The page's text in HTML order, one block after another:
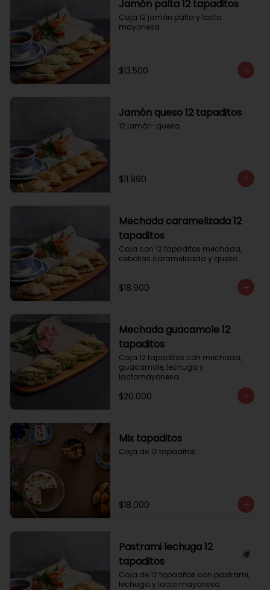
Jamón palta 12 tapaditos
Caja 12 jamón palta y lacto
mayonesa
$13.500
Jamón queso 12 tapaditos
12 jamón-queso
$11.990
Mechada caramelizada 12
tapaditos
Caja con 12 tapaditos mechada,
cebollas caramelizada y queso.
$18.900
Mechada guacamole 12
tapaditos
Caja 12 tapaditos con mechada,
guacamole, lechuga y
lactomayonesa.
$20.000
Mix tapaditos
Caja de 12 tapaditos.
$18.000
Pastrami lechuga 12
tapaditos
Caja de 12 tapaditos con pastrami,
lechuga y lacto mayonesa